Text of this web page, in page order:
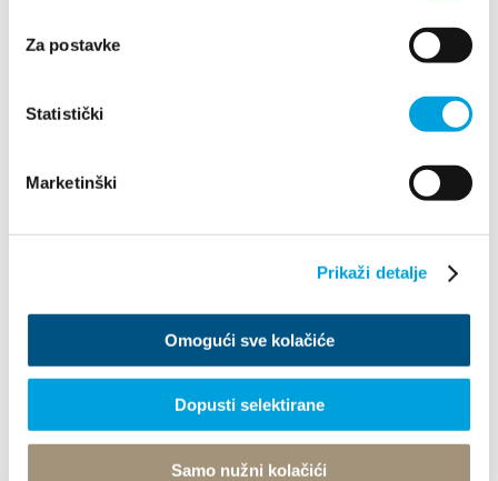
Za postavke
Statistički
Marketinški
Prikaži detalje
Omogući sve kolačiće
Dopusti selektirane
Samo nužni kolačići
«
Villa Nika, Kamberovo šetalište 30
21216 Kaštel Stari, Hrvatska
+385 21 227 933